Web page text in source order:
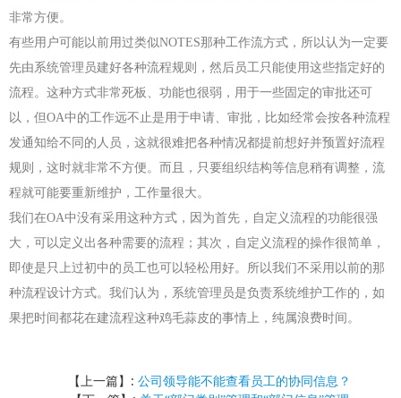
非常方便。
有些用户可能以前用过类似NOTES那种工作流方式，所以认为一定要
先由系统管理员建好各种流程规则，然后员工只能使用这些指定好的
流程。这种方式非常死板、功能也很弱，用于一些固定的审批还可
以，但OA中的工作远不止是用于申请、审批，比如经常会按各种流程
发通知给不同的人员，这就很难把各种情况都提前想好并预置好流程
规则，这时就非常不方便。而且，只要组织结构等信息稍有调整，流
程就可能要重新维护，工作量很大。
我们在OA中没有采用这种方式，因为首先，自定义流程的功能很强
大，可以定义出各种需要的流程；其次，自定义流程的操作很简单，
即使是只上过初中的员工也可以轻松用好。所以我们不采用以前的那
种流程设计方式。我们认为，系统管理员是负责系统维护工作的，如
果把时间都花在建流程这种鸡毛蒜皮的事情上，纯属浪费时间。
【上一篇】: 公司领导能不能查看员工的协同信息？